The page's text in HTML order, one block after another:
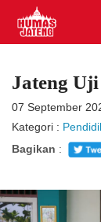
Jateng
07 September
Kategori :
Bagikan :